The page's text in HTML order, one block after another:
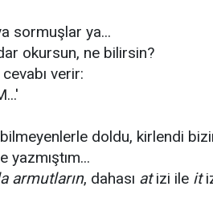
sormuşlar ya...
okursun, ne bilirsin?
verir:
doldu, kirlendi
armutların, dahası atizi ile it